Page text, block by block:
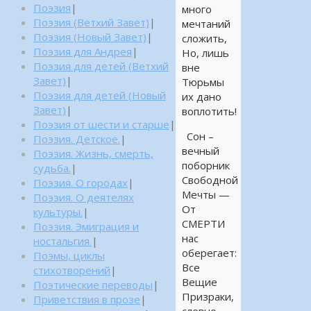
много
мечтаний
сложить,
Но, лишь
вне
Тюрьмы
их дано
воплотить!
Сон –
вечный
поборник
Свободной
Мечты —
От
СМЕРТИ
нас
оберегает:
Все
Вещие
Призраки,
Поэзия |
Поэзия (Ветхий Завет) |
Поэзия (Новый Завет) |
Поэзия для Андрея |
Поэзия для детей (Ветхий
Завет) |
Поэзия для детей (Новый
Завет) |
Поэзия от шести и старше |
Поэзия. Детское. |
Поэзия. Жизнь, смерть,
судьба. |
Поэзия. О городах |
Поэзия. О деятелях
культуры. |
Поэзия. Эмиграция и
ностальгия. |
Поэмы, циклы
стихотворений |
Поэтические переводы |
Приветствия в прозе |